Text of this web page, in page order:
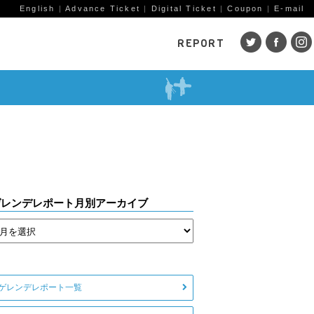
English |Advance Ticket | Digital Ticket |Coupon | E-mail
REPORT
鹿島槍 五竜・47
八方
戸狩温泉
ゲレンデレポート一覧
ンデレポート月別アーカイブ
レンデレポート一覧